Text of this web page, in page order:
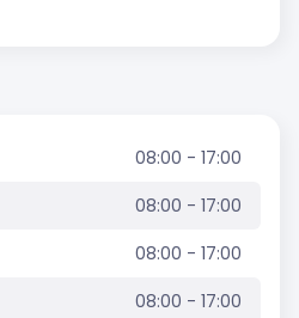
08:00 - 17:00
08:00 - 17:00
08:00 - 17:00
08:00 - 17:00